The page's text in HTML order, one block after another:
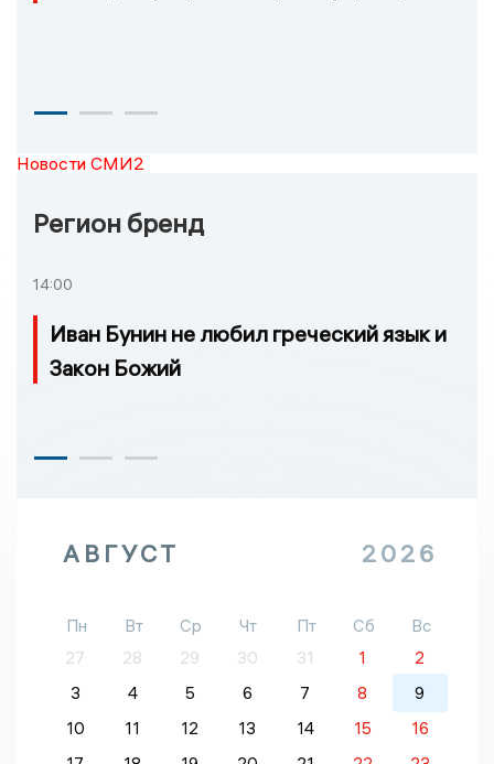
Новости СМИ2
Регион бренд
14:00
Иван Бунин не любил греческий язык и
Закон Божий
АВГУСТ 2026
Пн Вт Ср Чт Пт Сб
Вс
27
28 29 30 31 1
2
3
4 5 6 7 8
9
10
11 12 13 14 15
16